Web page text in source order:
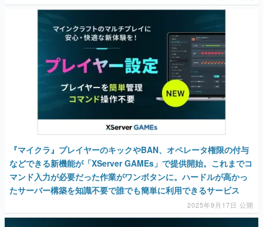
『マイクラ』プレイヤーのキックやBAN、オペレータ権限の付与
などできる新機能が「XServer GAMEs」で提供開始。これまでコ
マンド入力が必要だった作業がワンボタンに。ハードルが高かっ
たサーバー構築を知識不要で誰でも簡単に利用できるサービス
2025年9月17日 公開